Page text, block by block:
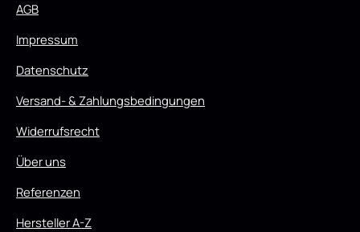
AGB
Impressum
Datenschutz
Versand- & Zahlungsbedingungen
Widerrufsrecht
Über uns
Referenzen
Hersteller A-Z